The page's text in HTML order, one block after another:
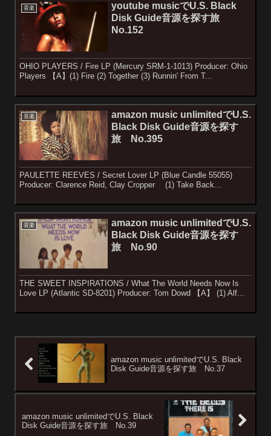
音楽
youtube musicでU.S. Black
Disk Guide音源を探す旅
No.152
OHIO PLAYERS / Fire LP (Mercury SRM-1-1013) Producer: Ohio
Players 【A】(1) Fire (2) Together (3) Runnin' From T...
音楽
amazon music unlimitedでU.S.
Black Disk Guide音源を探す
旅 No.395
PAULETTE REEVES / Secret Lover LP (Blue Candle 55055)
Producer: Clarence Reid, Clay Cropper (1) Take Back...
音楽
amazon music unlimitedでU.S.
Black Disk Guide音源を探す
旅 No.90
THE SWEET INSPIRATIONS / What The World Needs Now Is
Love LP (Atlantic SD-8201) Producer: Tom Dowd 【A】 (1) Alf...
amazon music unlimitedでU.S. Black
Disk Guide音源を探す旅 No.37
amazon music unlimitedでU.S. Black
Disk Guide音源を探す旅 No.39